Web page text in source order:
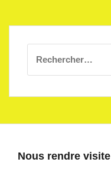
Nous rendre visite